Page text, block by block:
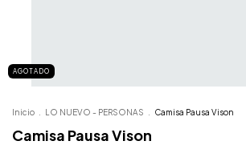
AGOTADO
Inicio LO NUEVO - PERSONAS Camisa Pausa Vison
Camisa Pausa Vison